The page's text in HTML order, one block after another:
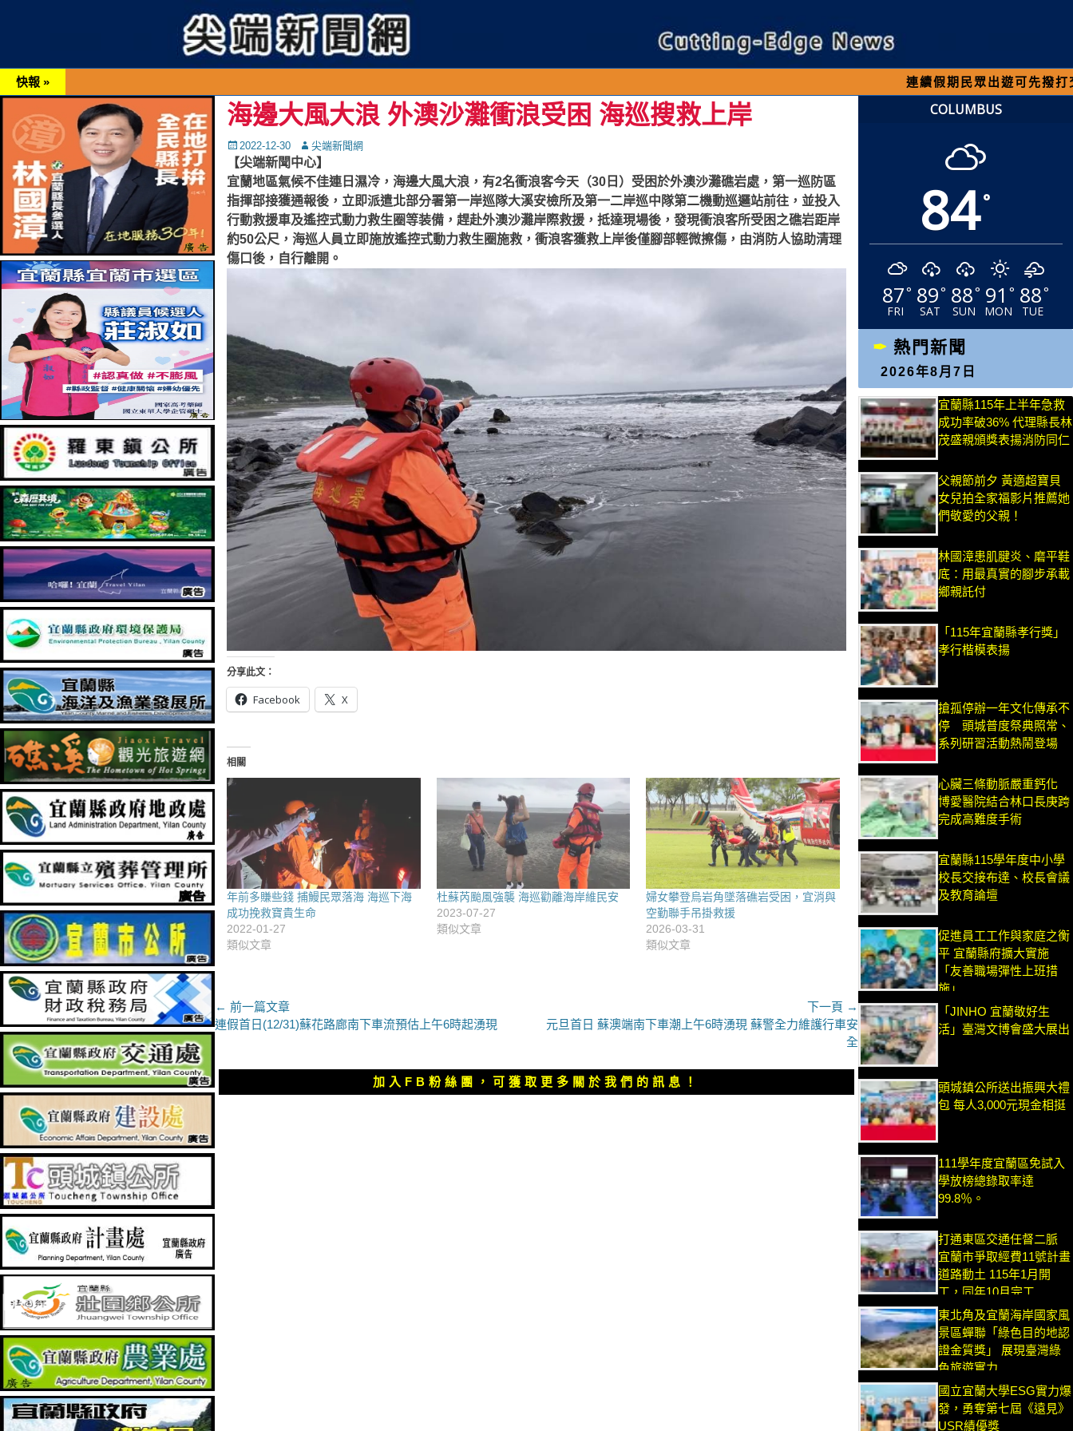
快報 » 連續假期民眾出遊可先撥打交通 「
海邊大風大浪 外澳沙灘衝浪受困 海巡搜救上岸
Posted
on
2022-12-30 Autor尖端新聞網
【尖端新聞中心】
宜蘭地區氣候不佳連日濕冷，海邊大風大浪，有2名衝浪客今天（30日）受困於外澳沙灘礁岩處，第一巡防區
指揮部接獲通報後，立即派遣北部分署第一岸巡隊大溪安檢所及第一二岸巡中隊第二機動巡邏站前往，並投入
行動救援車及遙控式動力救生圈等装備，趕赴外澳沙灘岸際救援，抵達現場後，發現衝浪客所受困之礁岩距岸
約50公尺，海巡人員立即施放遙控式動力救生圈施救，衝浪客獲救上岸後僅腳部輕微擦傷，由消防人協助清理
傷口後，自行離開。
分享此文：
Facebook X
相關
年前多賺些錢 捕鰻民眾落海 海巡下海
成功挽救寶貴生命
2022-01-27
類似文章
杜蘇芮颱風強襲 海巡勸離海岸維民安
2023-07-27
類似文章
婦女攀登烏岩角墜落礁岩受困，宜消與
空勤聯手吊掛救援
2026-03-31
類似文章
文
章
導
覽
← 前一篇文章
上
章：
連假首日(12/31)蘇花路廊南下車流預估上午6時起湧現
下一頁 →
下
文
章：
元旦首日 蘇澳端南下車潮上午6時湧現 蘇警全力維護行車安
全
加入FB粉絲團，可獲取更多關於我們的訊息！
COLUMBUS
84°
87°
FRI
89°
SAT
88°
SUN
91 °
MON
88°
TUE
熱門新聞
2026年8月7日
宜蘭縣115年上半年急救
成功率破36% 代理縣長林
茂盛親頒獎表揚消防同仁
父親節前夕 黃適超寶貝
女兒拍全家福影片推薦她
們敬愛的父親！
林國漳患肌腱炎、磨平鞋
底：用最真實的腳步承載
鄉親託付
「115年宜蘭縣孝行獎」
孝行楷模表揚
搶孤停辦一年文化傳承不
停 頭城普度祭典照常、
系列研習活動熱鬧登場
心臟三條動脈嚴重鈣化
博愛醫院結合林口長庚跨
完成高難度手術
宜蘭縣115學年度中小學
校長交接布達、校長會議
及教育論壇
促進員工工作與家庭之衡
平 宜蘭縣府擴大實施
「友善職場彈性上班措
施」
「JINHO 宜蘭敬好生
活」臺灣文博會盛大展出
頭城鎮公所送出振興大禮
包 每人3,000元現金相挺
111學年度宜蘭區免試入
學放榜總錄取率達
99.8％。
打通東區交通任督二脈
宜蘭市爭取經費11號計畫
道路動土 115年1月開
工，同年10月完工
東北角及宜蘭海岸國家風
景區蟬聯「綠色目的地認
證金質獎」 展現臺灣綠
色旅遊實力
國立宜蘭大學ESG實力爆
發，勇奪第七屆《遠見》
USR績優獎